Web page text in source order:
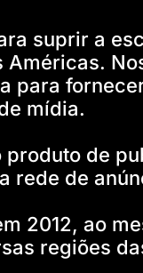
suprir a
Américas.
para
mídia.
produto de
rede de
2012, ao
regiões